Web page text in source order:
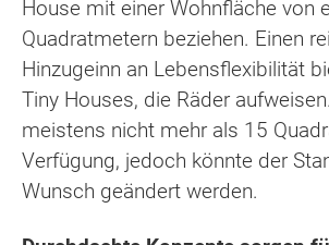
House mit einer Wohnfläche von
Quadratmetern beziehen. Einen
Hinzugeinn an Lebensflexibilität
Tiny Houses, die Räder
meistens nicht mehr als 15
Verfügung, jedoch könnte der
Wunsch geändert werden.